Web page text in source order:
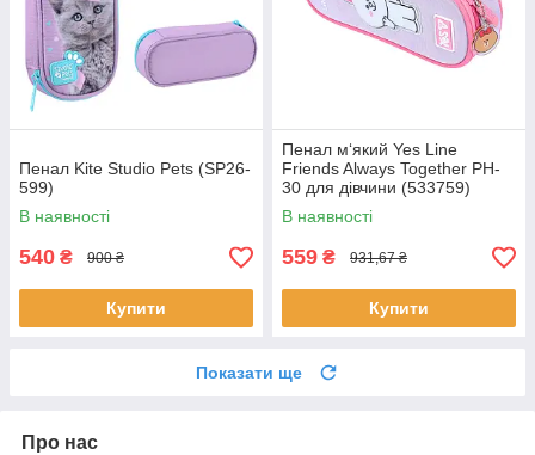
Пенал Kite Studio Pets (SP26-
599)
В наявності
540 ₴ 900 ₴
Купити
Пенал м‘який Yes Line
Friends Always Together PH-
30 для дівчини (533759)
В наявності
559 ₴ 931,67 ₴
Купити
Показати ще
Про нас